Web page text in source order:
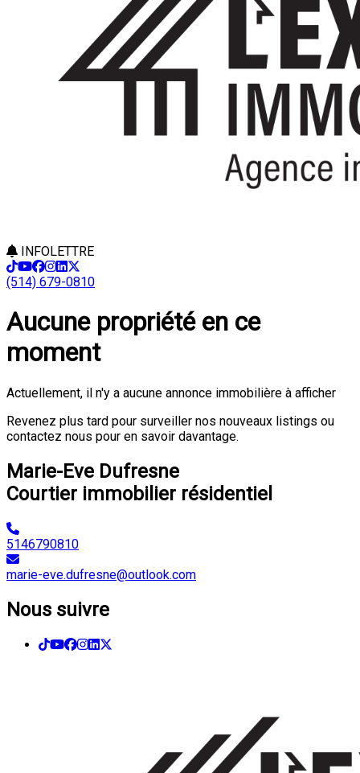
INFOLETTRE
(514) 679-0810
Aucune propriété en ce
moment
Actuellement, il n'y a aucune annonce immobilière à afficher
Revenez plus tard pour surveiller nos nouveaux listings ou
contactez nous pour en savoir davantage.
Marie-Eve Dufresne
Courtier immobilier résidentiel
5146790810
marie-eve.dufresne@outlook.com
Nous suivre